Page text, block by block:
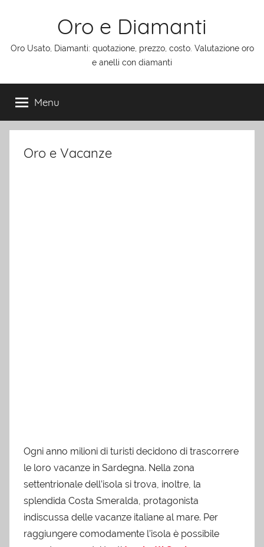
Oro e Diamanti
Oro Usato, Diamanti: quotazione, prezzo, costo. Valutazione oro
e anelli con diamanti
Menu
Oro e Vacanze
Ogni anno milioni di turisti decidono di trascorrere
le loro vacanze in Sardegna. Nella zona
settentrionale dell’isola si trova, inoltre, la
splendida Costa Smeralda, protagonista
indiscussa delle vacanze italiane al mare. Per
raggiungere comodamente l’isola è possibile